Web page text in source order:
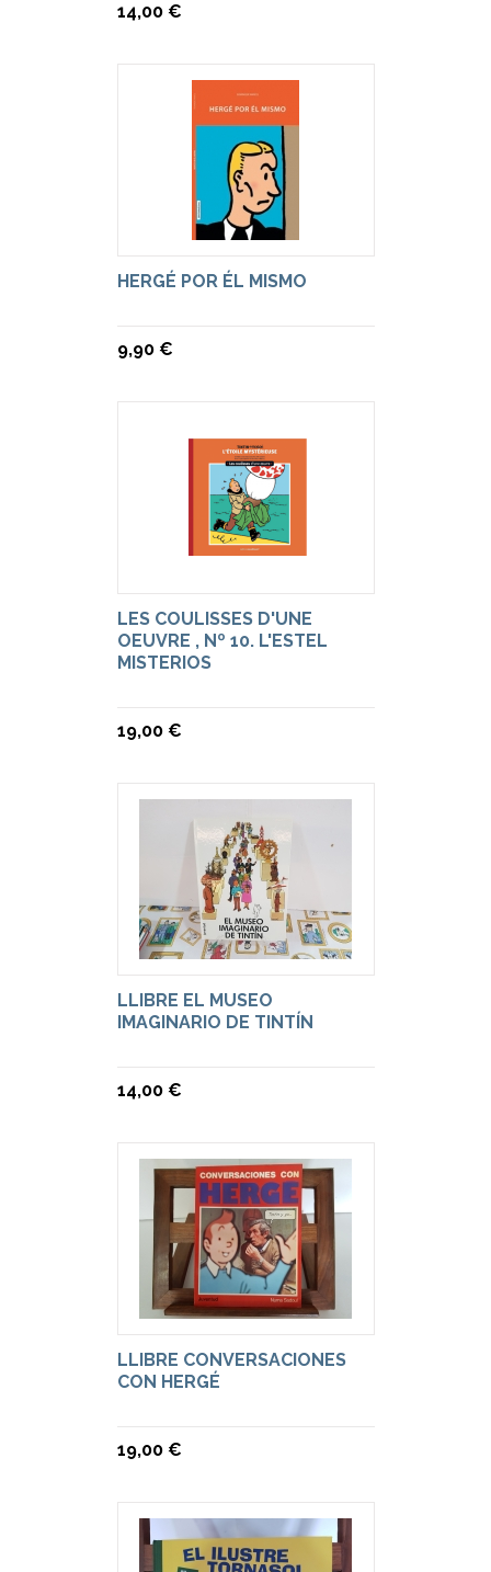
14,00 €
HERGÉ POR ÉL MISMO
9,90 €
LES COULISSES D'UNE
OEUVRE , Nº 10. L'ESTEL
MISTERIOS
19,00 €
LLIBRE EL MUSEO
IMAGINARIO DE TINTÍN
14,00 €
LLIBRE CONVERSACIONES
CON HERGÉ
19,00 €